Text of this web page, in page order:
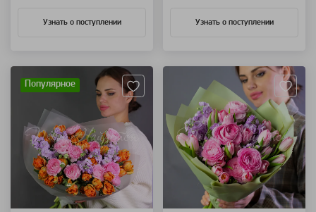
Узнать о поступлении Узнать о поступлении
Популярное